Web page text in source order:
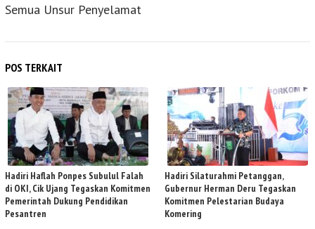
Semua Unsur Penyelamat
POS TERKAIT
Hadiri Haflah Ponpes Subulul Falah
di OKI, Cik Ujang Tegaskan Komitmen
Pemerintah Dukung Pendidikan
Pesantren
Hadiri Silaturahmi Petanggan,
Gubernur Herman Deru Tegaskan
Komitmen Pelestarian Budaya
Komering